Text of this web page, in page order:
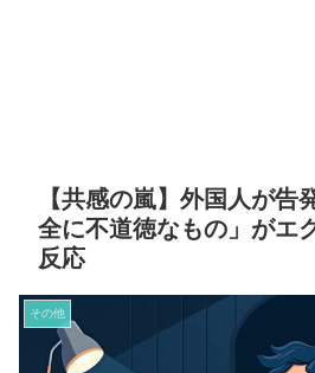
【共感の嵐】外国人が告
全に不道徳なもの」がエ
反応
その他